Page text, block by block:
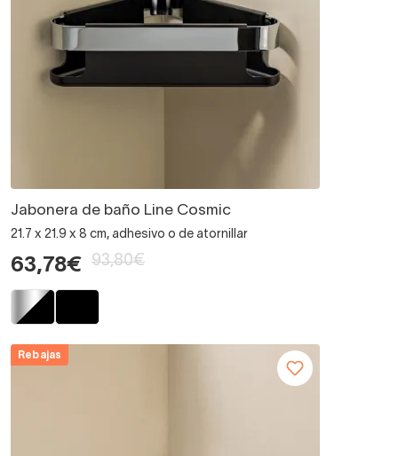
Jabonera de baño Line Cosmic
21.7 x 21.9 x 8 cm, adhesivo o de atornillar
63,78€ 93,80€
Rebajas